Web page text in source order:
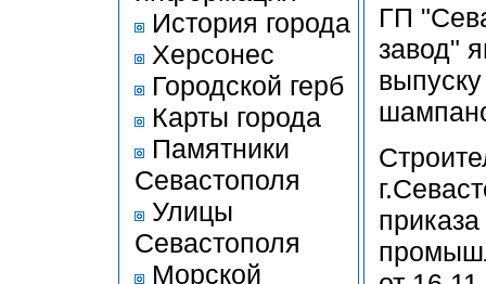
История города
Херсонес
Городской герб
Карты города
Памятники
Севастополя
Улицы
Севастополя
Морской
ГП
завод"